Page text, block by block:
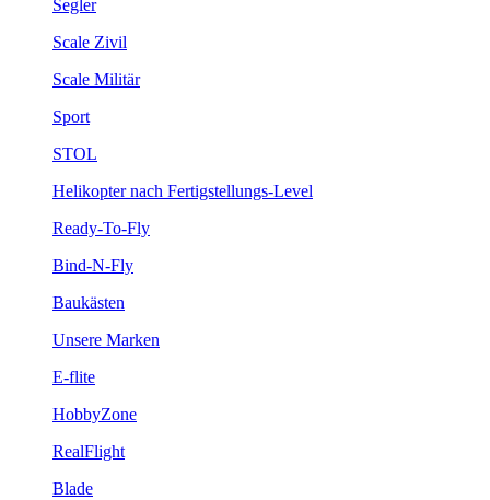
Segler
Scale Zivil
Scale Militär
Sport
STOL
Helikopter nach Fertigstellungs-Level
Ready-To-Fly
Bind-N-Fly
Baukästen
Unsere Marken
E-flite
HobbyZone
RealFlight
Blade